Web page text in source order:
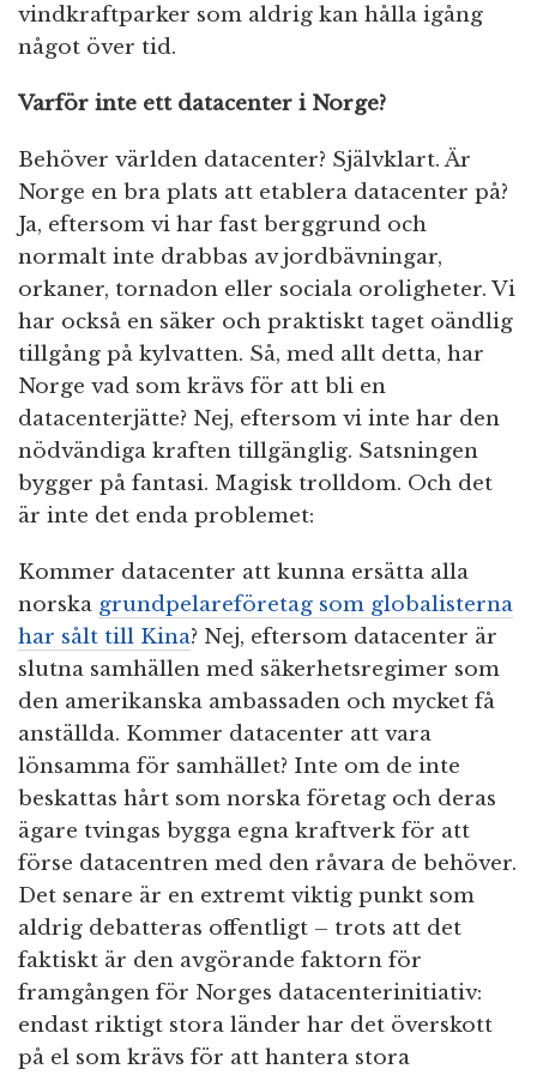
vindkraftparker som aldrig kan hålla igång
något över tid.
Varför inte ett datacenter i Norge?
Behöver världen datacenter? Självklart. Är
Norge en bra plats att etablera datacenter på?
Ja, eftersom vi har fast berggrund och
normalt inte drabbas av jordbävningar,
orkaner, tornadon eller sociala oroligheter. Vi
har också en säker och praktiskt taget oändlig
tillgång på kylvatten. Så, med allt detta, har
Norge vad som krävs för att bli en
datacenterjätte? Nej, eftersom vi inte har den
nödvändiga kraften tillgänglig. Satsningen
bygger på fantasi. Magisk trolldom. Och det
är inte det enda problemet:
Kommer datacenter att kunna ersätta alla
norska grundpelareföretag som globalisterna
har sålt till Kina? Nej, eftersom datacenter är
slutna samhällen med säkerhetsregimer som
den amerikanska ambassaden och mycket få
anställda. Kommer datacenter att vara
lönsamma för samhället? Inte om de inte
beskattas hårt som norska företag och deras
ägare tvingas bygga egna kraftverk för att
förse datacentren med den råvara de behöver.
Det senare är en extremt viktig punkt som
aldrig debatteras offentligt – trots att det
faktiskt är den avgörande faktorn för
framgången för Norges datacenterinitiativ:
endast riktigt stora länder har det överskott
på el som krävs för att hantera stora